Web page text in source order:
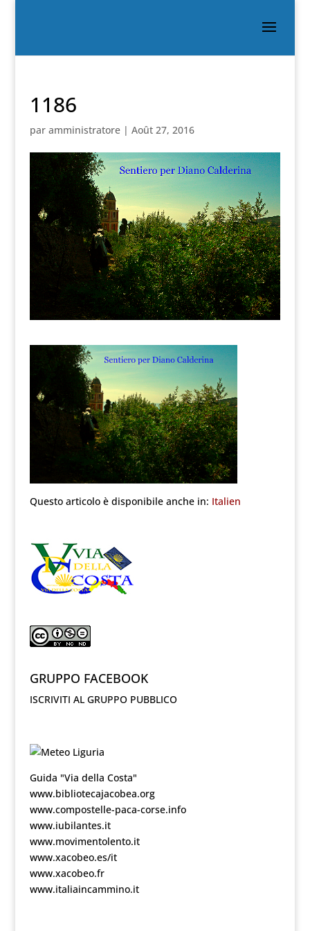
1186
par amministratore| Août 27, 2016
Questo articolo è disponibile anche in: Italien
GRUPPO FACEBOOK
ISCRIVITI AL GRUPPO PUBBLICO
Guida "Via della Costa"
www.bibliotecajacobea.org
www.compostelle-paca-corse.info
www.iubilantes.it
www.movimentolento.it
www.xacobeo.es/it
www.xacobeo.fr
www.italiaincammino.it